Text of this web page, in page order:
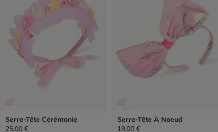
Serre-Tête Cérémonie
25,00 €
Serre-Tête À Noeud
19,00 €